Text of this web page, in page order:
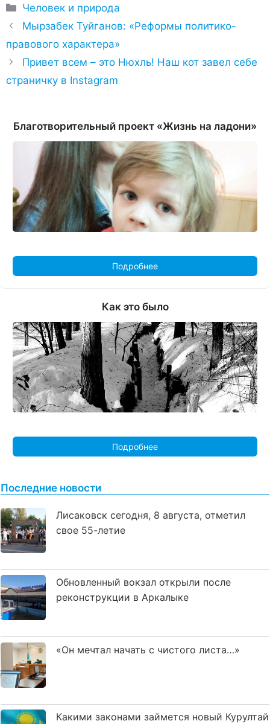
Рубрики
Человек и природа
Мырзабек Туйганов: «Реформы политико-
правового характера»
Привет всем – это Нюхль! Наш кот завел себе
страничку в Instagram
Благотворительный проект «Жизнь на ладони»
Подробнее
Как это было
Подробнее
Последние новости
Лисаковск сегодня, 8 августа, отметил
свое 55-летие
Обновленный вокзал открыли после
реконструкции в Аркалыке
«Он мечтал начать с чистого листа…»
Какими законами займется новый Курултай